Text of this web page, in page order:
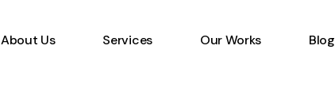
About Us Services Our Works Blog